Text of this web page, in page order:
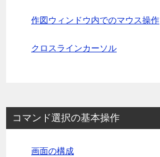
作図ウィンドウ内でのマウス操作
クロスラインカーソル
コマンド選択の基本操作
画面の構成